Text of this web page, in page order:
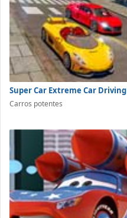
Super Car Extreme Car Driving
Carros potentes